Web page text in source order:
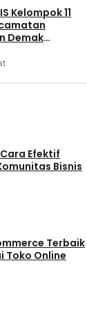
Kelompok 11
Demak
Lahan
Efektif
Bisnis
Terbaik
Toko Online